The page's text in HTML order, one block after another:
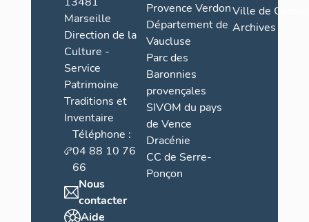
Marseille
Direction de la
Culture -
Service
Patrimoine
Traditions et
Inventaire
Téléphone :
04 88 10 76
66
Nous
contacter
Aide
Provence Verdon
Département de
Vaucluse
Parc des
Baronnies
provençales
SIVOM du pays
de Vence
Dracénie
CC de Serre-
Ponçon
Ville de
Archives